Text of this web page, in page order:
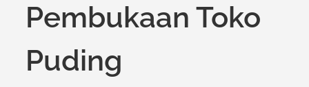
Pembukaan Toko
Puding